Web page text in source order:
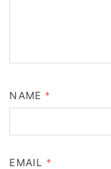
NAME *
EMAIL *